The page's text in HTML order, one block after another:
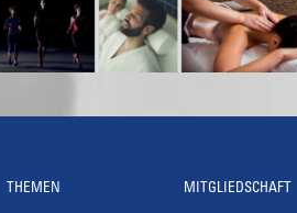
THEMEN MITGLIEDSCHAFT